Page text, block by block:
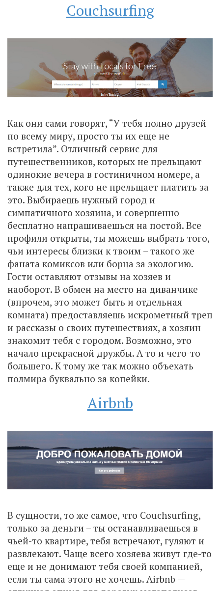
Сouchsurfing
Как они сами говорят, “У тебя полно друзей
по всему миру, просто ты их еще не
встретила”. Отличный сервис для
путешественников, которых не прельщают
одинокие вечера в гостиничном номере, а
также для тех, кого не прельщает платить за
это. Выбираешь нужный город и
симпатичного хозяина, и совершенно
бесплатно напрашиваешься на постой. Все
профили открыты, ты можешь выбрать того,
чьи интересы близки к твоим – такого же
фаната комиксов или борца за экологию.
Гости оставляют отзывы на хозяев и
наоборот. В обмен на место на диванчике
(впрочем, это может быть и отдельная
комната) предоставляешь искрометный треп
и рассказы о своих путешествиях, а хозяин
знакомит тебя с городом. Возможно, это
начало прекрасной дружбы. А то и чего-то
большего. К тому же так можно объехать
полмира буквально за копейки.
Airbnb
В сущности, то же самое, что Сouchsurfing,
только за деньги – ты останавливаешься в
чьей-то квартире, тебя встречают, гуляют и
развлекают. Чаще всего хозяева живут где-то
еще и не донимают тебя своей компанией,
если ты сама этого не хочешь. Airbnb —